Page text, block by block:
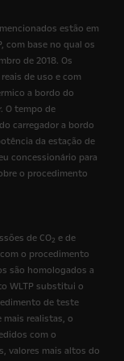
estão em
com base no qual os
de 2018. Os
de uso e com
a bordo do
O tempo de
carregador a bordo
da estação de
concessionário para
o procedimento
de CO2 e de
o procedimento
são homologados a
WLTP substitui o
de teste
realistas, o
com o
valores mais altos do